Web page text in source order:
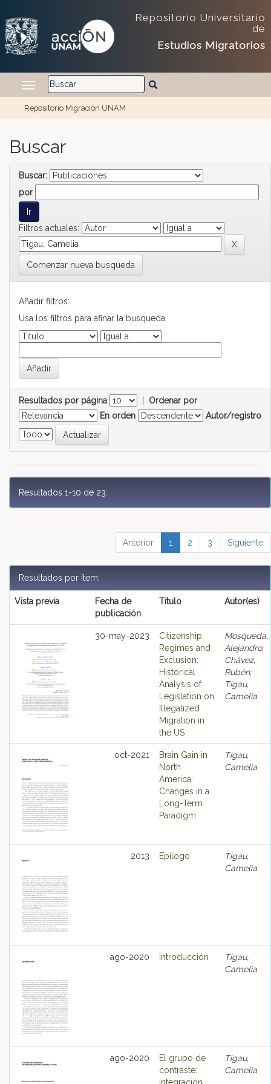
Repositorio Universitario
de
Estudios Migratorios
Repositorio Migración UNAM
Buscar
Buscar:
por
Filtros actuales:
Comenzar nueva busqueda
Añadir filtros:
Usa los filtros para afinar la busqueda.
Resultados por página
Ordenar por
En orden
Autor/registro
Resultados 1-10 de 23.
Anterior 1 2 3 Siguiente
Resultados por ítem:
Vista previa
Fecha de
publicación
Título Autor(es)
30-may-2023
Citizenship
Regimes and
Exclusion:
Historical
Analysis of
Legislation on
Illegalized
Migration in
the US
Mosqueda,
Alejandro;
Chávez,
Rubén;
Tigau,
Camelia
oct-2021
Brain Gain in
North
America:
Changes in a
Long-Term
Paradigm
Tigau,
Camelia
2013 Epílogo
Tigau,
Camelia
ago-2020 Introducción
Tigau,
Camelia
ago-2020
El grupo de
contraste:
Tigau,
Camelia